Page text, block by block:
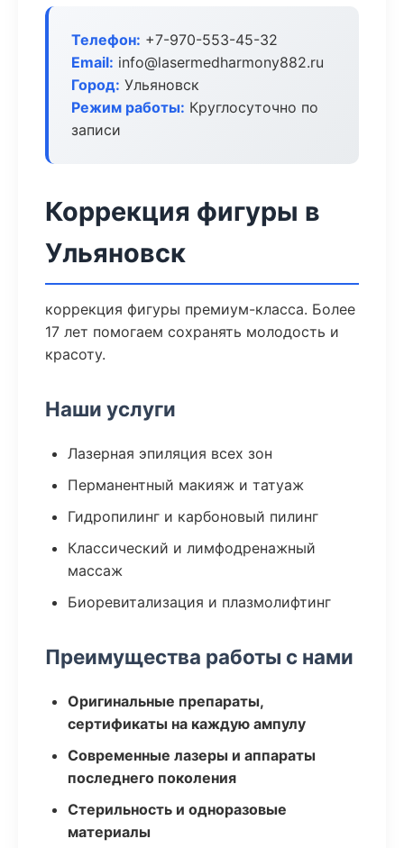
Телефон: +7-970-553-45-32
Email: info@lasermedharmony882.ru
Город: Ульяновск
Режим работы: Круглосуточно по
записи
Коррекция фигуры в
Ульяновск
коррекция фигуры премиум-класса. Более
17 лет помогаем сохранять молодость и
красоту.
Наши услуги
Лазерная эпиляция всех зон
Перманентный макияж и татуаж
Гидропилинг и карбоновый пилинг
Классический и лимфодренажный
массаж
Биоревитализация и плазмолифтинг
Преимущества работы с нами
Оригинальные препараты,
сертификаты на каждую ампулу
Современные лазеры и аппараты
последнего поколения
Стерильность и одноразовые
материалы